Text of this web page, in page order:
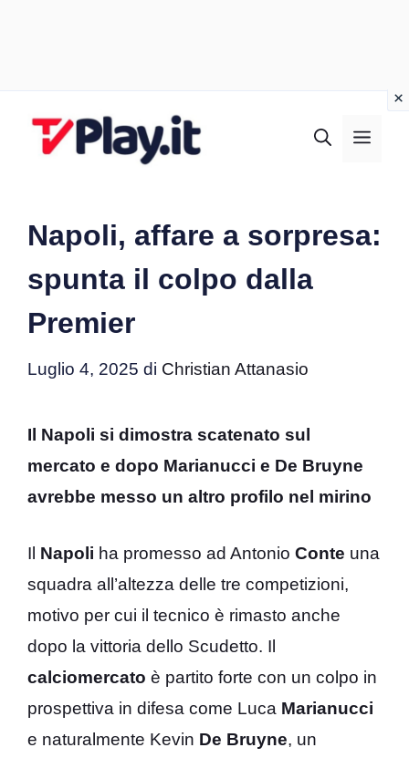
Napoli, affare a sorpresa:
spunta il colpo dalla
Premier
Luglio 4, 2025 di Christian Attanasio
Il Napoli si dimostra scatenato sul
mercato e dopo Marianucci e De Bruyne
avrebbe messo un altro profilo nel mirino
Il Napoli ha promesso ad Antonio Conte una
squadra all’altezza delle tre competizioni,
motivo per cui il tecnico è rimasto anche
dopo la vittoria dello Scudetto. Il
calciomercato è partito forte con un colpo in
prospettiva in difesa come Luca Marianucci
e naturalmente Kevin De Bruyne, un